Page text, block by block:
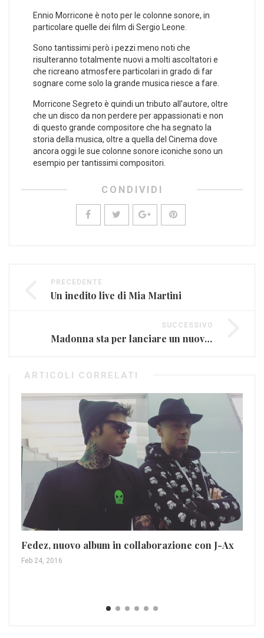
Ennio Morricone è noto per le colonne sonore, in
particolare quelle dei film di Sergio Leone.
Sono tantissimi però i pezzi meno noti che
risulteranno totalmente nuovi a molti ascoltatori e
che ricreano atmosfere particolari in grado di far
sognare come solo la grande musica riesce a fare.
Morricone Segreto è quindi un tributo all’autore, oltre
che un disco da non perdere per appassionati e non
di questo grande compositore che ha segnato la
storia della musica, oltre a quella del Cinema dove
ancora oggi le sue colonne sonore iconiche sono un
esempio per tantissimi compositori.
CONDIVIDI
PRECEDENTE
Un inedito live di Mia Martini
SUCCESSIVO
Madonna sta per lanciare un nuovo Mix Tape
ARTICOLI CORRELATI
Fedez, nuovo album in collaborazione con J-Ax
Feb 24, 2016